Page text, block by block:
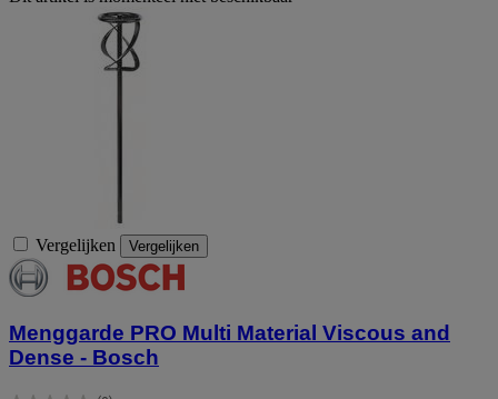
Vergelijken Vergelijken
Menggarde PRO Multi Material Viscous and
Dense - Bosch